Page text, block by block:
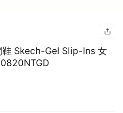
鞋 Skech-Gel Slip-Ins 女